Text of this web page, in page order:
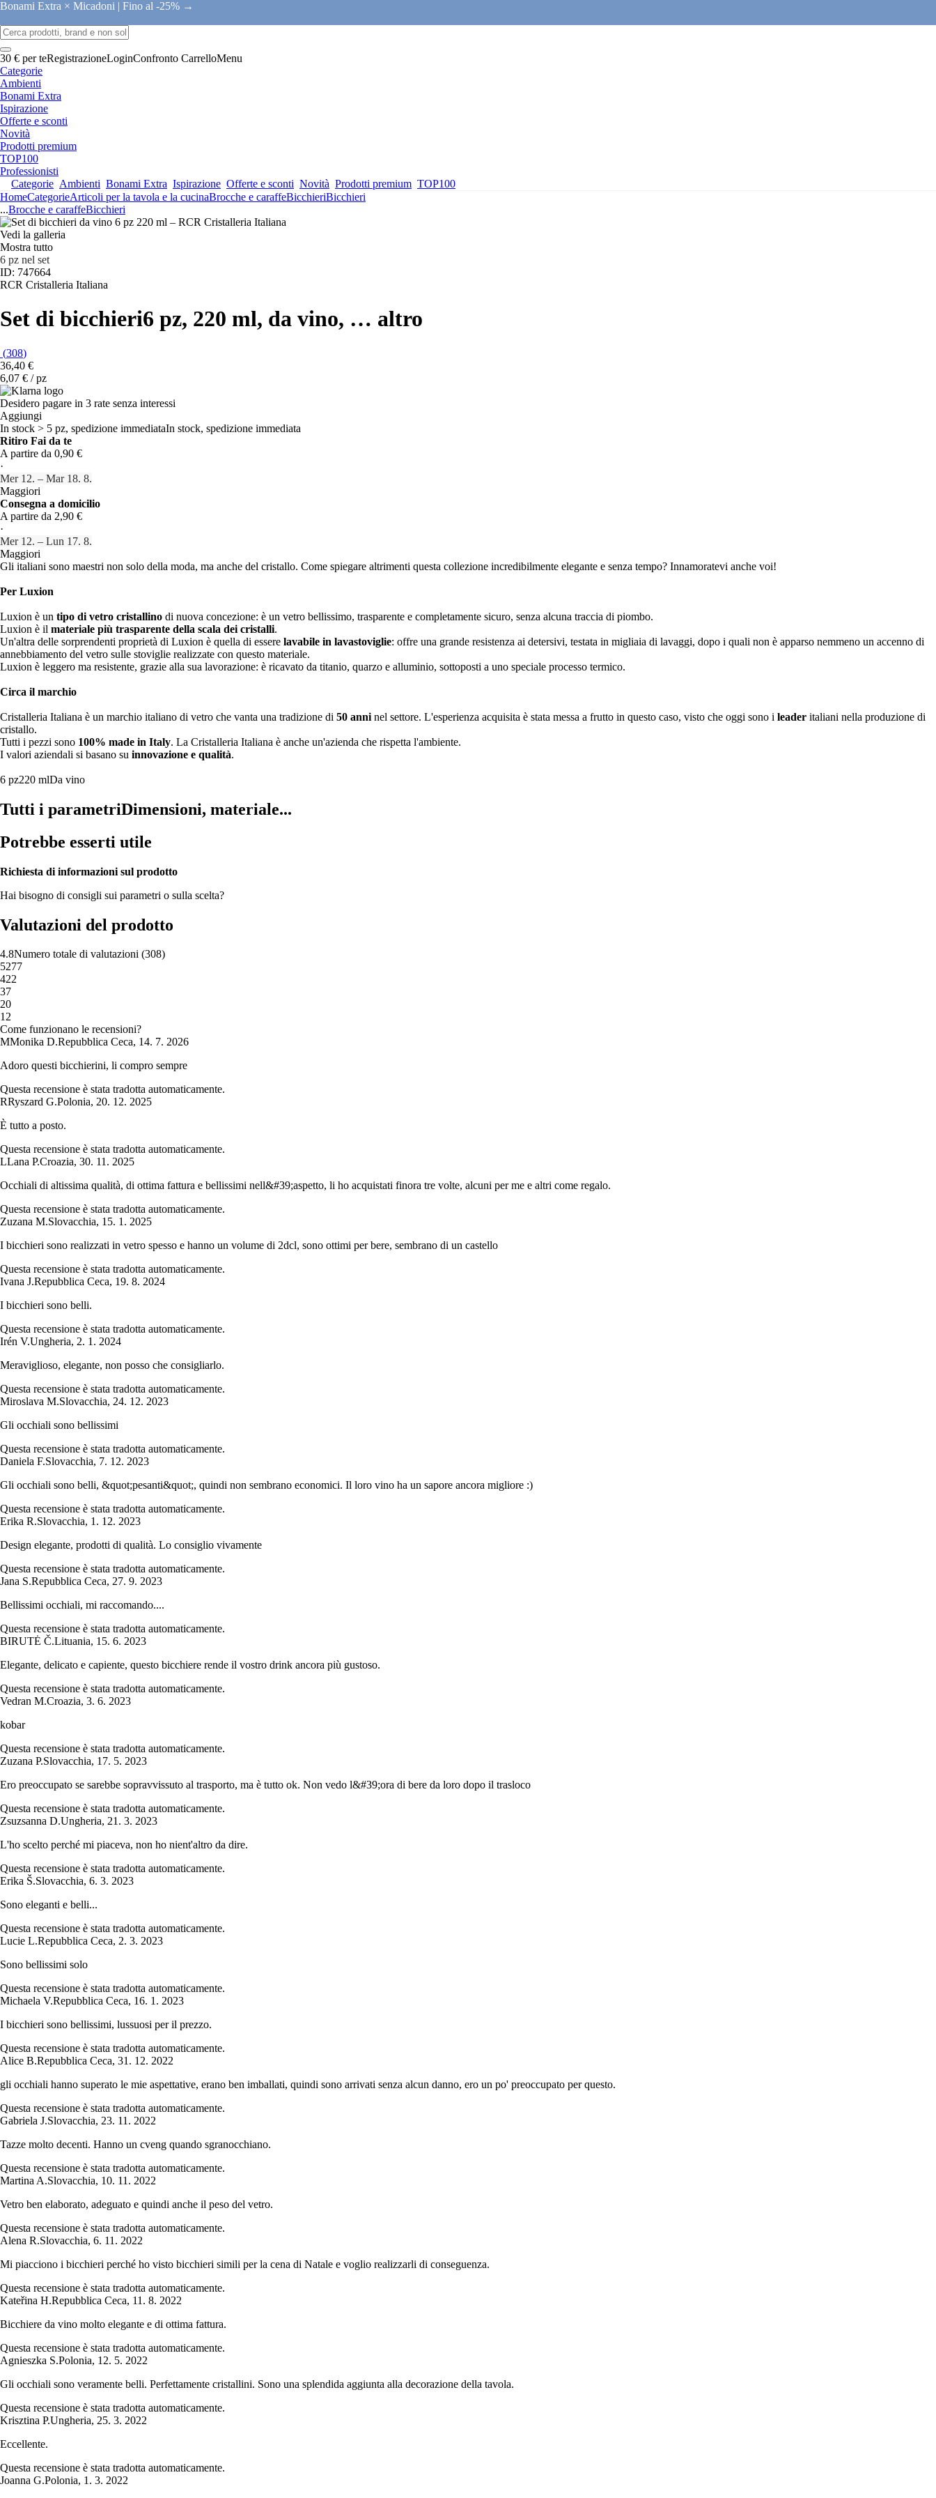
Bonami Extra × Micadoni | Fino al -25% →
30 € per teRegistrazioneLoginConfronto CarrelloMenu
Categorie
Ambienti
Bonami Extra
Ispirazione
Offerte e sconti
Novità
Prodotti premium
TOP100
Professionisti
Categorie Ambienti Bonami Extra Ispirazione Offerte e sconti Novità Prodotti premium TOP100
HomeCategorieArticoli per la tavola e la cucinaBrocche e caraffeBicchieriBicchieri
...Brocche e caraffeBicchieri
Vedi la galleria
Mostra tutto
6 pz nel set
ID: 747664
RCR Cristalleria Italiana
Set di bicchieri6 pz, 220 ml, da vino, … altro
(308)
36,40 €
6,07 € / pz
Desidero pagare in 3 rate senza interessi
Aggiungi
In stock > 5 pz, spedizione immediataIn stock, spedizione immediata
Ritiro Fai da te
A partire da 0,90 €
·
Mer 12. – Mar 18. 8.
Maggiori
Consegna a domicilio
A partire da 2,90 €
·
Mer 12. – Lun 17. 8.
Maggiori
Gli italiani sono maestri non solo della moda, ma anche del cristallo. Come spiegare altrimenti questa collezione incredibilmente elegante e senza tempo? Innamoratevi anche voi!
Per Luxion
Luxion è un tipo di vetro cristallino di nuova concezione: è un vetro bellissimo, trasparente e completamente sicuro, senza alcuna traccia di piombo.
Luxion è il materiale più trasparente della scala dei cristalli.
Un'altra delle sorprendenti proprietà di Luxion è quella di essere lavabile in lavastoviglie: offre una grande resistenza ai detersivi, testata in migliaia di lavaggi, dopo i quali non è apparso nemmeno un accenno di
annebbiamento del vetro sulle stoviglie realizzate con questo materiale.
Luxion è leggero ma resistente, grazie alla sua lavorazione: è ricavato da titanio, quarzo e alluminio, sottoposti a uno speciale processo termico.
Circa il marchio
Cristalleria Italiana è un marchio italiano di vetro che vanta una tradizione di 50 anni nel settore. L'esperienza acquisita è stata messa a frutto in questo caso, visto che oggi sono i leader italiani nella produzione di
cristallo.
Tutti i pezzi sono 100% made in Italy. La Cristalleria Italiana è anche un'azienda che rispetta l'ambiente.
I valori aziendali si basano su innovazione e qualità.
6 pz220 mlDa vino
Tutti i parametriDimensioni, materiale...
Potrebbe esserti utile
Richiesta di informazioni sul prodotto
Hai bisogno di consigli sui parametri o sulla scelta?
Valutazioni del prodotto
4.8Numero totale di valutazioni (308)
5277
422
37
20
12
Come funzionano le recensioni?
MMonika D.Repubblica Ceca, 14. 7. 2026
Adoro questi bicchierini, li compro sempre
Questa recensione è stata tradotta automaticamente.
RRyszard G.Polonia, 20. 12. 2025
È tutto a posto.
Questa recensione è stata tradotta automaticamente.
LLana P.Croazia, 30. 11. 2025
Occhiali di altissima qualità, di ottima fattura e bellissimi nell&#39;aspetto, li ho acquistati finora tre volte, alcuni per me e altri come regalo.
Questa recensione è stata tradotta automaticamente.
Zuzana M.Slovacchia, 15. 1. 2025
I bicchieri sono realizzati in vetro spesso e hanno un volume di 2dcl, sono ottimi per bere, sembrano di un castello
Questa recensione è stata tradotta automaticamente.
Ivana J.Repubblica Ceca, 19. 8. 2024
I bicchieri sono belli.
Questa recensione è stata tradotta automaticamente.
Irén V.Ungheria, 2. 1. 2024
Meraviglioso, elegante, non posso che consigliarlo.
Questa recensione è stata tradotta automaticamente.
Miroslava M.Slovacchia, 24. 12. 2023
Gli occhiali sono bellissimi
Questa recensione è stata tradotta automaticamente.
Daniela F.Slovacchia, 7. 12. 2023
Gli occhiali sono belli, &quot;pesanti&quot;, quindi non sembrano economici. Il loro vino ha un sapore ancora migliore :)
Questa recensione è stata tradotta automaticamente.
Erika R.Slovacchia, 1. 12. 2023
Design elegante, prodotti di qualità. Lo consiglio vivamente
Questa recensione è stata tradotta automaticamente.
Jana S.Repubblica Ceca, 27. 9. 2023
Bellissimi occhiali, mi raccomando....
Questa recensione è stata tradotta automaticamente.
BIRUTĖ Č.Lituania, 15. 6. 2023
Elegante, delicato e capiente, questo bicchiere rende il vostro drink ancora più gustoso.
Questa recensione è stata tradotta automaticamente.
Vedran M.Croazia, 3. 6. 2023
kobar
Questa recensione è stata tradotta automaticamente.
Zuzana P.Slovacchia, 17. 5. 2023
Ero preoccupato se sarebbe sopravvissuto al trasporto, ma è tutto ok. Non vedo l&#39;ora di bere da loro dopo il trasloco
Questa recensione è stata tradotta automaticamente.
Zsuzsanna D.Ungheria, 21. 3. 2023
L'ho scelto perché mi piaceva, non ho nient'altro da dire.
Questa recensione è stata tradotta automaticamente.
Erika Š.Slovacchia, 6. 3. 2023
Sono eleganti e belli...
Questa recensione è stata tradotta automaticamente.
Lucie L.Repubblica Ceca, 2. 3. 2023
Sono bellissimi solo
Questa recensione è stata tradotta automaticamente.
Michaela V.Repubblica Ceca, 16. 1. 2023
I bicchieri sono bellissimi, lussuosi per il prezzo.
Questa recensione è stata tradotta automaticamente.
Alice B.Repubblica Ceca, 31. 12. 2022
gli occhiali hanno superato le mie aspettative, erano ben imballati, quindi sono arrivati senza alcun danno, ero un po' preoccupato per questo.
Questa recensione è stata tradotta automaticamente.
Gabriela J.Slovacchia, 23. 11. 2022
Tazze molto decenti. Hanno un cveng quando sgranocchiano.
Questa recensione è stata tradotta automaticamente.
Martina A.Slovacchia, 10. 11. 2022
Vetro ben elaborato, adeguato e quindi anche il peso del vetro.
Questa recensione è stata tradotta automaticamente.
Alena R.Slovacchia, 6. 11. 2022
Mi piacciono i bicchieri perché ho visto bicchieri simili per la cena di Natale e voglio realizzarli di conseguenza.
Questa recensione è stata tradotta automaticamente.
Kateřina H.Repubblica Ceca, 11. 8. 2022
Bicchiere da vino molto elegante e di ottima fattura.
Questa recensione è stata tradotta automaticamente.
Agnieszka S.Polonia, 12. 5. 2022
Gli occhiali sono veramente belli. Perfettamente cristallini. Sono una splendida aggiunta alla decorazione della tavola.
Questa recensione è stata tradotta automaticamente.
Krisztina P.Ungheria, 25. 3. 2022
Eccellente.
Questa recensione è stata tradotta automaticamente.
Joanna G.Polonia, 1. 3. 2022